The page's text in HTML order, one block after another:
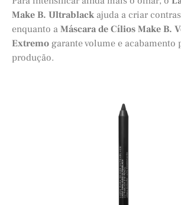
Make B. Ultrablack ajuda a criar
enquanto a Máscara de Cílios Make B.
Extremo garante volume e acabamento
produção.